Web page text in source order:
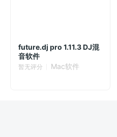
future.dj pro 1.11.3 DJ混
音软件
暂无评分 Mac软件